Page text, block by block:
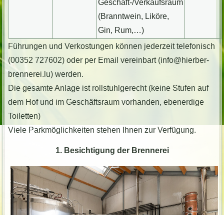
Geschäft-/Verkaufsraum
(Branntwein, Liköre,
Gin, Rum,…)
Führungen und Verkostungen können jederzeit telefonisch
(00352 727602) oder per Email vereinbart (info@hierber-
brennerei.lu) werden.
Die gesamte Anlage ist rollstuhlgerecht (keine Stufen auf
dem Hof und im Geschäftsraum vorhanden, ebenerdige
Toiletten)
Viele Parkmöglichkeiten stehen Ihnen zur Verfügung.
1. Besichtigung der Brennerei